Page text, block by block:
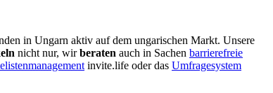
in Ungarn aktiv auf dem ungarischen Markt. Unsere
nicht nur, wirberaten auch in Sachen barrierefreie
invite.life oder das Umfragesystem